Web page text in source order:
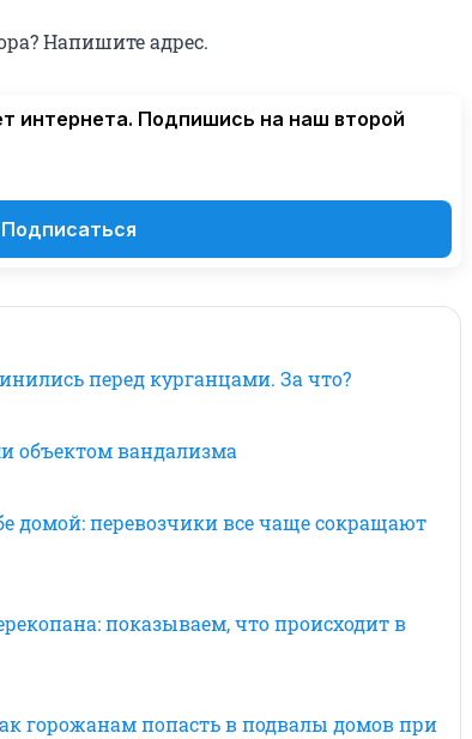
Напишите адрес.
интернета. Подпишись на наш второй
Подписаться
перед курганцами. За что?
объектом вандализма
домой: перевозчики все чаще сокращают
показываем, что происходит в
горожанам попасть в подвалы домов при